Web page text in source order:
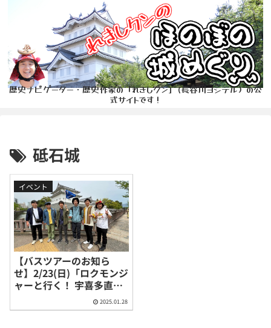
歴史ナビゲーター・歴史作家の「れきしクン」(長谷川ヨシテル）の公
式サイトです！
砥石城
イベント
【バスツアーのお知ら
せ】2/23(日)「ロクモンジ
ャーと行く！ 宇喜多直家
公の足跡をめぐるバスツ
アー」＠岡山県岡山市・
2025.01.28